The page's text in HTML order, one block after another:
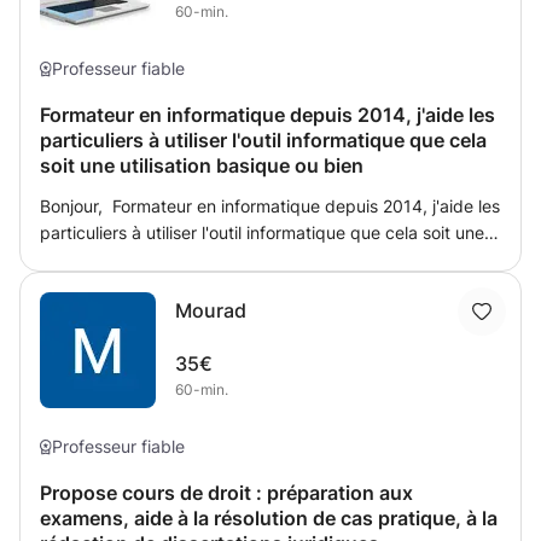
Close Up Photographer Of The Year catégorie " Intimate
awards » dans la catégorie « Grand Scenic » * Hautement
* 3 eme au « Natural landscape photography awards »
dans la catégorie « Projet Photographique »
60-min.
Professeur fiable
Formateur en informatique depuis 2014, j'aide les
particuliers à utiliser l'outil informatique que cela
soit une utilisation basique ou bien
Bonjour, Formateur en informatique depuis 2014, j'aide les
particuliers à utiliser l'outil informatique que cela soit une
d'ingénieur informatique; - Expérience dans une Société
de services et d'ingénierie en informatique durant 10 ans.
- Développeur web sur mon temps libre Voici mes
domaines d'expertise : Informatique : - Programmation
HTML, CSS, Javascript, Nodejs, Vuejs - Data Science /
Oracle, Mongo, Posgresql - Framework : Laravel, Symfony
- Développement de script : Shell/Bash, Python -
Mourad
35€
60-min.
Professeur fiable
Propose cours de droit : préparation aux
examens, aide à la résolution de cas pratique, à la